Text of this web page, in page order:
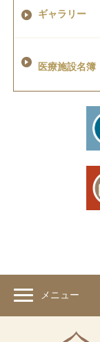
ギャラリー
医療施設名簿
メニュー